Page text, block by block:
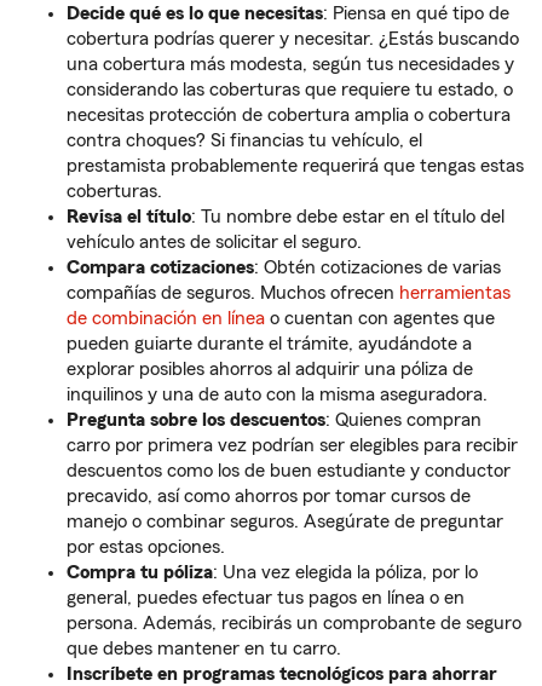
Decide qué es lo que necesitas: Piensa en qué tipo de
cobertura podrías querer y necesitar. ¿Estás buscando
una cobertura más modesta, según tus necesidades y
considerando las coberturas que requiere tu estado, o
necesitas protección de cobertura amplia o cobertura
contra choques? Si financias tu vehículo, el
prestamista probablemente requerirá que tengas estas
coberturas.
Revisa el título: Tu nombre debe estar en el título del
vehículo antes de solicitar el seguro.
Compara cotizaciones: Obtén cotizaciones de varias
compañías de seguros. Muchos ofrecen herramientas
de combinación en línea o cuentan con agentes que
pueden guiarte durante el trámite, ayudándote a
explorar posibles ahorros al adquirir una póliza de
inquilinos y una de auto con la misma aseguradora.
Pregunta sobre los descuentos: Quienes compran
carro por primera vez podrían ser elegibles para recibir
descuentos como los de buen estudiante y conductor
precavido, así como ahorros por tomar cursos de
manejo o combinar seguros. Asegúrate de preguntar
por estas opciones.
Compra tu póliza: Una vez elegida la póliza, por lo
general, puedes efectuar tus pagos en línea o en
persona. Además, recibirás un comprobante de seguro
que debes mantener en tu carro.
Inscríbete en programas tecnológicos para ahorrar